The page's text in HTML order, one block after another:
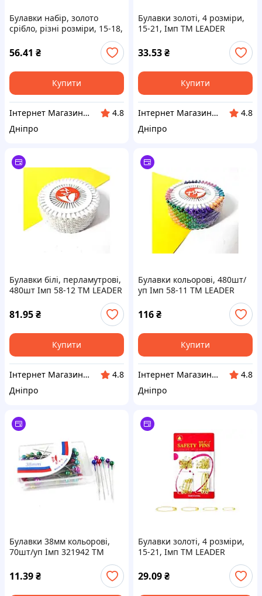
Булавки набір, золото
срібло, різні розміри, 15-18,
56.41 ₴
Купити
Інтернет Магазин BuyPlace
4.8
Дніпро
Булавки золоті, 4 розміри,
15-21, Імп ТМ LEADER
33.53₴
Купити
Інтернет Магазин BuyPlace
4.8
Дніпро
Булавки білі, перламутрові,
480шт Імп 58-12 ТМ LEADER
81.95₴
Купити
Інтернет Магазин BuyPlace
4.8
Дніпро
Булавки кольорові, 480шт/
уп Імп 58-11 ТМ LEADER
116₴
Купити
Інтернет Магазин BuyPlace
4.8
Дніпро
Булавки 38мм кольорові,
70шт/уп Імп 321942 ТМ
11.39₴
Булавки золоті, 4 розміри,
15-21, Імп ТМ LEADER
29.09₴